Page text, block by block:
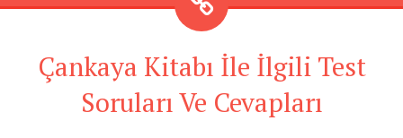
Çankaya Kitabı İle İlgili Test
Soruları Ve Cevapları